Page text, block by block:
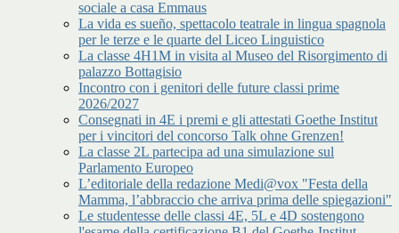
sociale a casa Emmaus
La vida es sueño, spettacolo teatrale in lingua spagnola
per le terze e le quarte del Liceo Linguistico
La classe 4H1M in visita al Museo del Risorgimento di
palazzo Bottagisio
Incontro con i genitori delle future classi prime
2026/2027
Consegnati in 4E i premi e gli attestati Goethe Institut
per i vincitori del concorso Talk ohne Grenzen!
La classe 2L partecipa ad una simulazione sul
Parlamento Europeo
L’editoriale della redazione Medi@vox "Festa della
Mamma, l’abbraccio che arriva prima delle spiegazioni"
Le studentesse delle classi 4E, 5L e 4D sostengono